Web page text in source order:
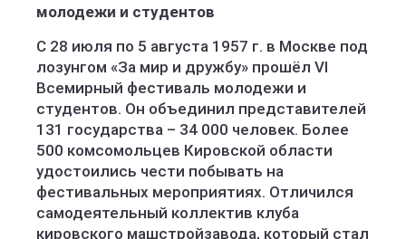
молодежи и студентов
С 28 июля по 5 августа 1957 г. в Москве под
лозунгом «За мир и дружбу» прошёл VI
Всемирный фестиваль молодежи и
студентов. Он объединил представителей
131 государства – 34 000 человек. Более
500 комсомольцев Кировской области
удостоились чести побывать на
фестивальных мероприятиях. Отличился
самодеятельный коллектив клуба
кировского машстройзавода, который стал